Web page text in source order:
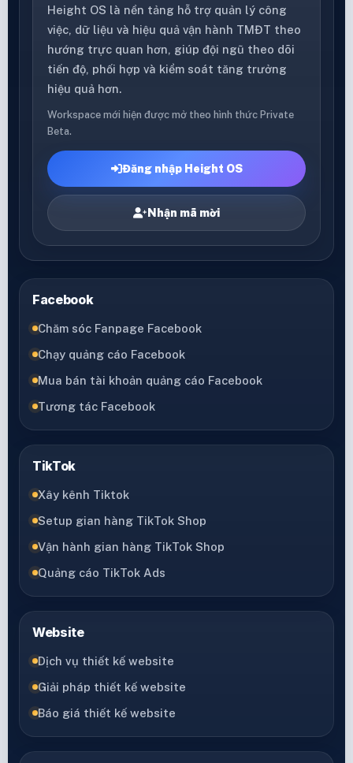
Height OS là nền tảng hỗ trợ quản lý công
việc, dữ liệu và hiệu quả vận hành TMĐT theo
hướng trực quan hơn, giúp đội ngũ theo dõi
tiến độ, phối hợp và kiểm soát tăng trưởng
hiệu quả hơn.
Workspace mới hiện được mở theo hình thức Private
Beta.
Đăng nhập Height OS
Nhận mã mời
Facebook
Chăm sóc Fanpage Facebook
Chạy quảng cáo Facebook
Mua bán tài khoản quảng cáo Facebook
Tương tác Facebook
TikTok
Xây kênh Tiktok
Setup gian hàng TikTok Shop
Vận hành gian hàng TikTok Shop
Quảng cáo TikTok Ads
Website
Dịch vụ thiết kế website
Giải pháp thiết kế website
Báo giá thiết kế website